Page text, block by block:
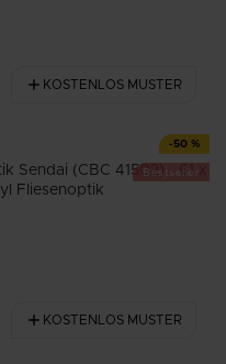
- 50 %
Bestseller
KOSTENLOS MUSTER
Sendai (CBC 41502) - 61 x
Fliesenoptik
KOSTENLOS MUSTER